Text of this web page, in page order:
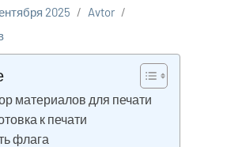
2025
Avtor
материалов для печати
к печати
флага